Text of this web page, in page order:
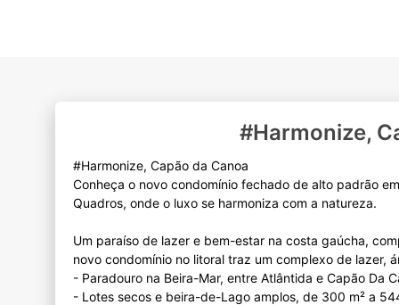
#Harmonize,
#Harmonize, Capão da Canoa
Conheça o novo condomínio fechado de alto padrão
Quadros, onde o luxo se harmoniza com a natureza.
Um paraíso de lazer e bem-estar na costa gaúcha,
novo condomínio no litoral traz um complexo de lazer,
- Paradouro na Beira-Mar, entre Atlântida e Capão Da
- Lotes secos e beira-de-Lago amplos, de 300 m² a